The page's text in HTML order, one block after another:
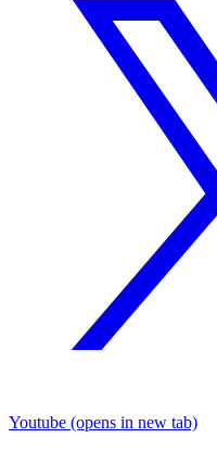
Youtube (opens in new tab)